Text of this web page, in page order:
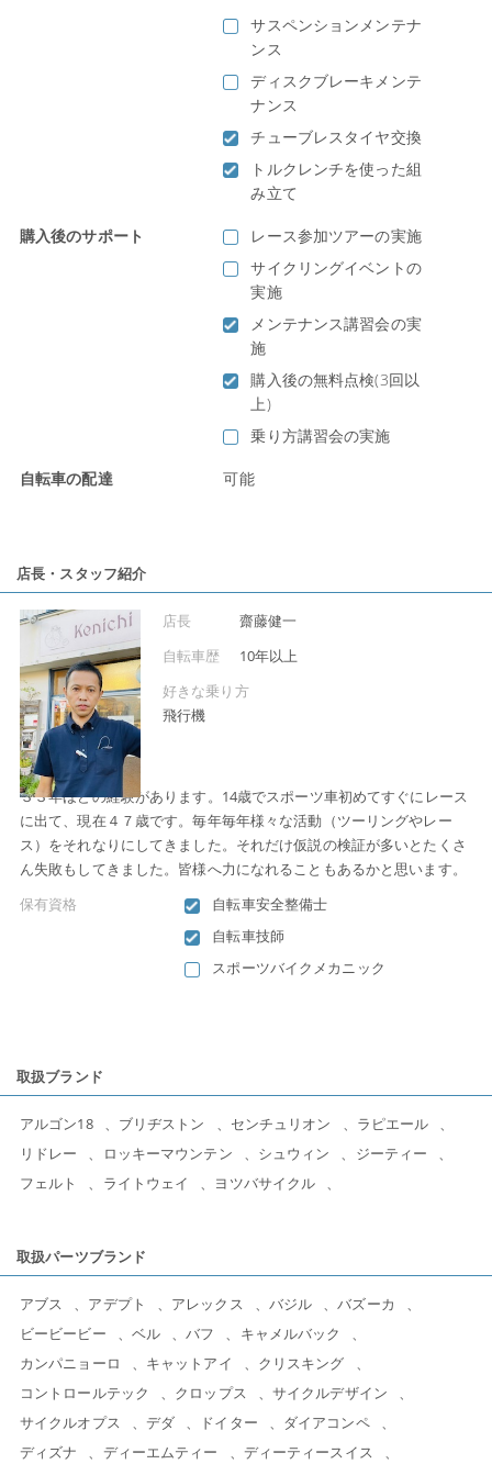
サスペンションメンテナ
ンス
ディスクブレーキメンテ
ナンス
チューブレスタイヤ交換
トルクレンチを使った組
み立て
購入後のサポート
レース参加ツアーの実施
サイクリングイベントの
実施
メンテナンス講習会の実
施
購入後の無料点検(3回以
上)
乗り方講習会の実施
自転車の配達 可能
店長・スタッフ紹介
店長
齋藤健一
自転車歴
10年以上
好きな乗り方
飛行機
店長のこだわり
３３年ほどの経験があります。14歳でスポーツ車初めてすぐにレース
に出て、現在４７歳です。毎年毎年様々な活動（ツーリングやレー
ス）をそれなりにしてきました。それだけ仮説の検証が多いとたくさ
ん失敗もしてきました。皆様へ力になれることもあるかと思います。
保有資格
自転車安全整備士
自転車技師
スポーツバイクメカニック
取扱ブランド
アルゴン18 ブリヂストン センチュリオン
ラピエール
リドレー
ロッキーマウンテン シュウィン
ジーティー
フェルト
ライトウェイ ヨツバサイクル
取扱パーツブランド
アブス アデプト アレックス バジル
バズーカ
ビービービー
ベル バフ
キャメルバック
カンパニョーロ
キャットアイ
クリスキング
コントロールテック
クロップス
サイクルデザイン
サイクルオプス
デダ ドイター
ダイアコンペ
ディズナ
ディーエムティー
ディーティースイス